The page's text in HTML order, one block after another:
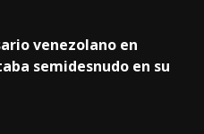
venezolano en
semidesnudo en su